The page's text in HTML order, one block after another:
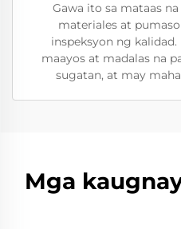
Gawa ito sa mataas
materiales at
inspeksyon ng
maayos at madalas na
sugatan, at may
Mga